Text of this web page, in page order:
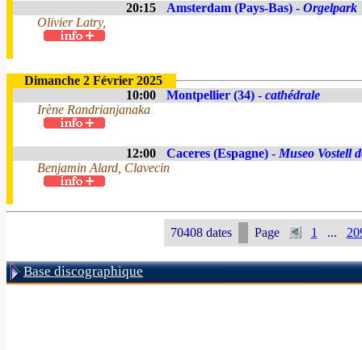
20:15 Amsterdam (Pays-Bas) - Orgelpark
Olivier Latry,
Dimanche 2 Février 2025
10:00
Montpellier (34) - cathédrale
Irène Randrianjanaka
12:00 Caceres (Espagne) - Museo Vostell
Benjamin Alard, Clavecin
70408 dates Page 1 ...
Base discographique